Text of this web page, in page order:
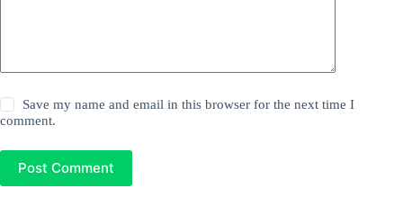
Save my name and email in this browser for the next time I
comment.
Post Comment